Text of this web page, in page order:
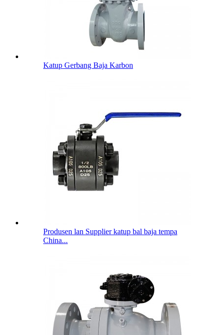
Katup Gerbang Baja Karbon
Produsen lan Supplier katup bal baja tempa
China...